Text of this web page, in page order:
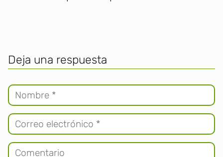
Deja una respuesta